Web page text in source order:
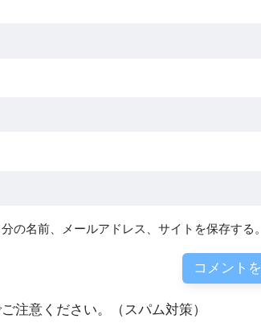
の名前、メールアドレス、サイトを保存する。
注意ください。（スパム対策）